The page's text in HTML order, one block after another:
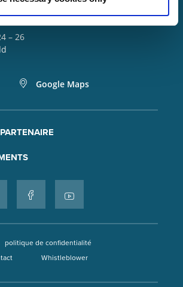
– 26
Google Maps
politique de confidentialité
Whistleblower